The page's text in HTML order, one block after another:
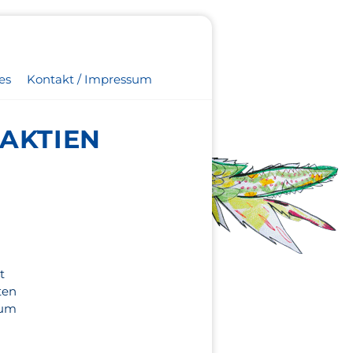
Kontakt / Impressum